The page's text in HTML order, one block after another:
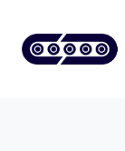
content